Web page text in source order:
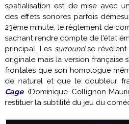
spatialisation est de mise avec
des effets sonores parfois
23ème minute, le règlement de
sachant rendre compte de l'état
principal. Les surroundse révèlent
originale mais la version française
frontales que son homologue
de naturel et que le doubleur
Cage(Dominique Collignon-
restituer la subtilité du jeu du